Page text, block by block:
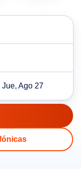
Jue, Ago 27